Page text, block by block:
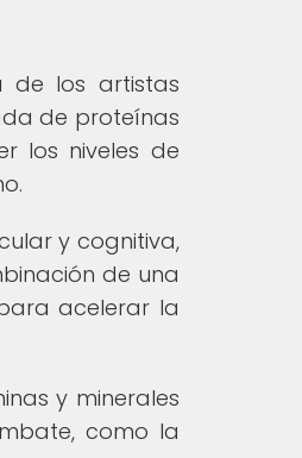
de los artistas
de proteínas
los niveles de
y cognitiva,
de una
acelerar la
y minerales
como la